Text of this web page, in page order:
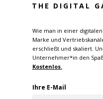
THE DIGITAL
Wie man in einer
Marke und
erschließt und skaliert.
Unternehmer*in den
Kostenlos.
Ihre E-Mail